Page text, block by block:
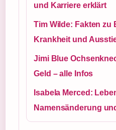
und Karriere erklärt
Tim Wilde: Fakten zu
Krankheit und
Jimi Blue
Geld – alle Infos
Isabela Merced:
Namensänderung